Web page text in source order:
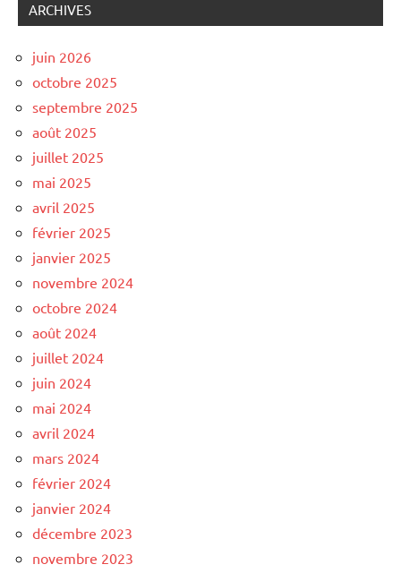
ARCHIVES
juin 2026
octobre 2025
septembre 2025
août 2025
juillet 2025
mai 2025
avril 2025
février 2025
janvier 2025
novembre 2024
octobre 2024
août 2024
juillet 2024
juin 2024
mai 2024
avril 2024
mars 2024
février 2024
janvier 2024
décembre 2023
novembre 2023